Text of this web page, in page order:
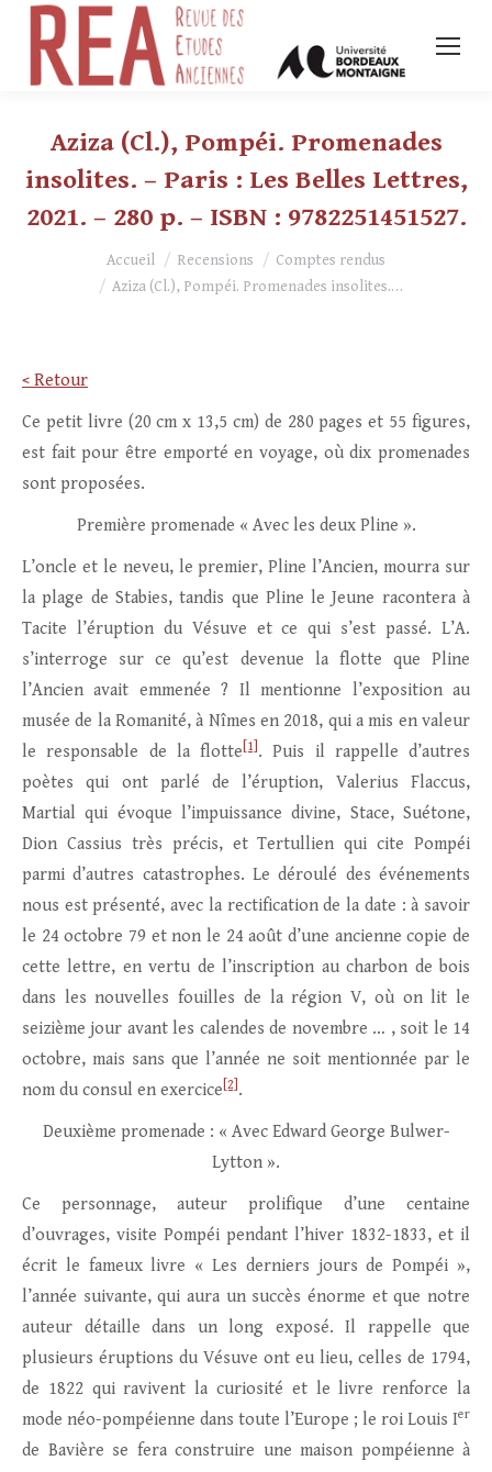
Aziza (Cl.), Pompéi. Promenades
insolites. – Paris : Les Belles Lettres,
2021. – 280 p. – ISBN : 9782251451527.
Vous êtes ici :Accueil Recensions
Comptes rendus
Aziza (Cl.), Pompéi. Promenades insolites.…
< Retour
Ce petit livre (20 cm x 13,5 cm) de 280 pages et 55 figures,
est fait pour être emporté en voyage, où dix promenades
sont proposées.
Première promenade « Avec les deux Pline ».
L’oncle et le neveu, le premier, Pline l’Ancien, mourra sur
la plage de Stabies, tandis que Pline le Jeune racontera à
Tacite l’éruption du Vésuve et ce qui s’est passé. L’A.
s’interroge sur ce qu’est devenue la flotte que Pline
l’Ancien avait emmenée ? Il mentionne l’exposition au
musée de la Romanité, à Nîmes en 2018, qui a mis en valeur
le responsable de la flotte [1] . Puis il rappelle d’autres
poètes qui ont parlé de l’éruption, Valerius Flaccus,
Martial qui évoque l’impuissance divine, Stace, Suétone,
Dion Cassius très précis, et Tertullien qui cite Pompéi
parmi d’autres catastrophes. Le déroulé des événements
nous est présenté, avec la rectification de la date : à savoir
le 24 octobre 79 et non le 24 août d’une ancienne copie de
cette lettre, en vertu de l’inscription au charbon de bois
dans les nouvelles fouilles de la région V, où on lit le
seizième jour avant les calendes de novembre … , soit le 14
octobre, mais sans que l’année ne soit mentionnée par le
nom du consul en exercice [2] .
Deuxième promenade : « Avec Edward George Bulwer-
Lytton ».
Ce personnage, auteur prolifique d’une centaine
d’ouvrages, visite Pompéi pendant l’hiver 1832-1833, et il
écrit le fameux livre « Les derniers jours de Pompéi »,
l’année suivante, qui aura un succès énorme et que notre
auteur détaille dans un long exposé. Il rappelle que
plusieurs éruptions du Vésuve ont eu lieu, celles de 1794,
de 1822 qui ravivent la curiosité et le livre renforce la
mode néo-pompéienne dans toute l’Europe ; le roi Louis Ier
de Bavière se fera construire une maison pompéienne à